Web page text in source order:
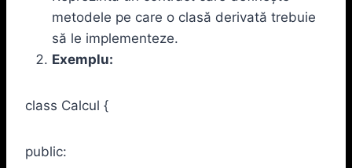
metodele pe care o clasă derivată trebuie
să le implementeze.
Exemplu:
class Calcul {
public: